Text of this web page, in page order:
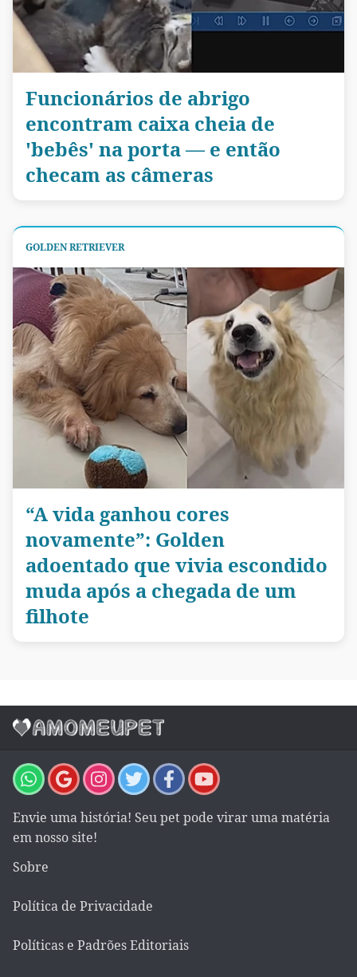
Funcionários de abrigo
encontram caixa cheia de
'bebês' na porta — e então
checam as câmeras
GOLDEN RETRIEVER
“A vida ganhou cores
novamente”: Golden
adoentado que vivia escondido
muda após a chegada de um
filhote
Envie uma história! Seu pet pode virar uma matéria
em nosso site!
Sobre
Política de Privacidade
Políticas e Padrões Editoriais